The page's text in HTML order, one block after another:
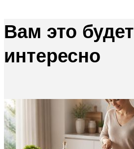
Вам это будет
интересно